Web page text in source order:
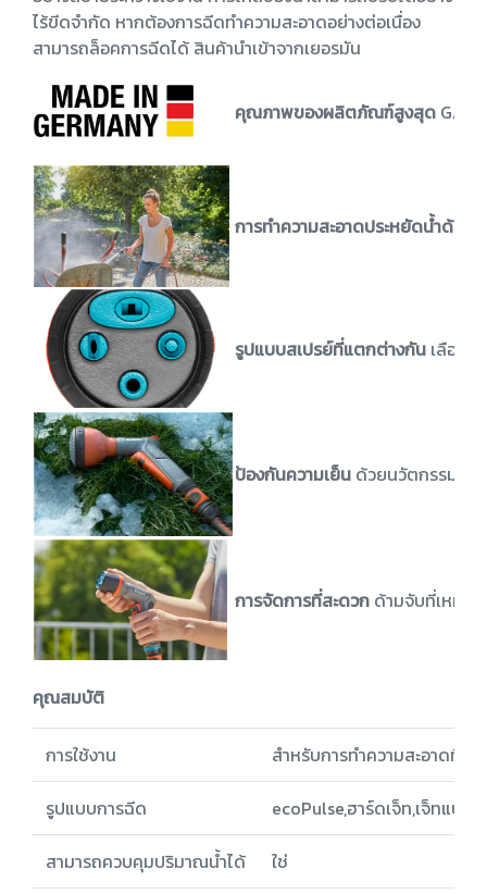
ไร้ขีดจำกัด หากต้องการฉีดทำความสะอาดอย่างต่อเนื่อง
สามารถล็อคการฉีดได้ สินค้านำเข้าจากเยอรมัน
คุณภาพของผลิตภัณฑ์สูงสุด
การทำความสะอาดประหยัดน้ำด้วย
รูปแบบสเปรย์ที่แตกต่างกัน เลือกรู
ป้องกันความเย็น ด้วยนวัตกรรมที่พิ
การจัดการที่สะดวก ด้ามจับที่เหมา
คุณสมบัติ
การใช้งาน สำหรับการทำความสะอาดที่ท
รูปแบบการฉีด ecoPulse,ฮาร์ดเจ็ท,เจ็ทแบน,
สามารถควบคุมปริมาณน้ำได้ ใช่